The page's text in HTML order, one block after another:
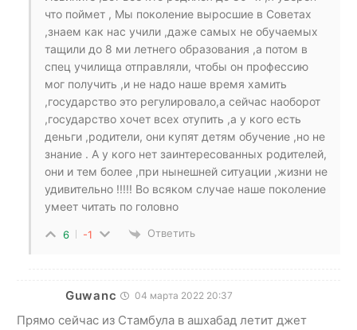
что поймет , Мы поколение выросшие в Советах
,знаем как нас учили ,даже самых не обучаемых
тащили до 8 ми летнего образования ,а потом в
спец училища отправляли, чтобы он профессию
мог получить ,и не надо наше время хамить
,государство это регулировало,а сейчас наоборот
,государство хочет всех отупить ,а у кого есть
деньги ,родители, они купят детям обучение ,но не
знание . А у кого нет заинтересованных родителей,
они и тем более ,при нынешней ситуации ,жизни не
удивительно !!!!! Во всяком случае наше поколение
умеет читать по головно
6 -1 Ответить
Guwanc 04 марта 2022 20:37
Прямо сейчас из Стамбула в ашхабад летит джет